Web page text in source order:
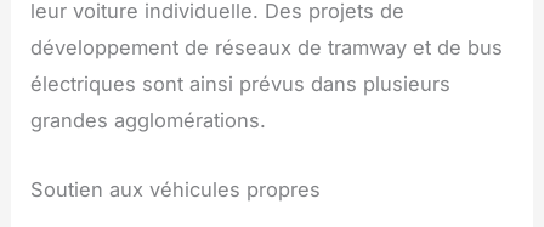
leur voiture individuelle. Des projets de
développement de réseaux de tramway et de bus
électriques sont ainsi prévus dans plusieurs
grandes agglomérations.
Soutien aux véhicules propres